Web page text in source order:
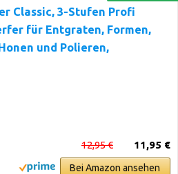
Classic, 3-Stufen Profi
für Entgraten, Formen,
und Polieren,
11,95 €
12,95 €
Bei Amazon ansehen